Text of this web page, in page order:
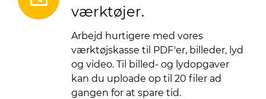
værktøjer.
Arbejd hurtigere med vores
værktøjskasse til PDF'er, billeder, lyd
og video. Til billed- og lydopgaver
kan du uploade op til 20 filer ad
gangen for at spare tid.